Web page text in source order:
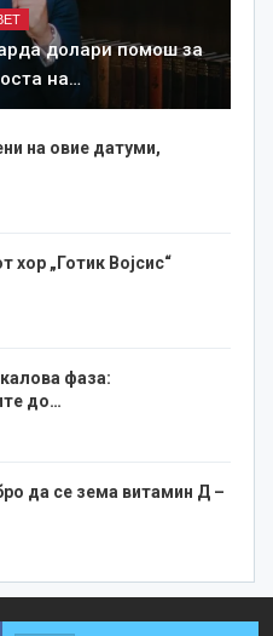
долари помош за
на…
на овие датуми,
хор „Готик Војсис“
фаза:
до…
да се зема витамин Д –